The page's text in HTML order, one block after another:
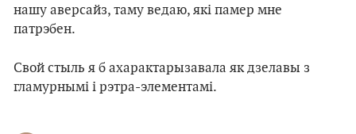
нашу аверсайз, таму ведаю, які памер мне
патрэбен.
Свой стыль я б ахарактарызавала як дзелавы з
гламурнымі і рэтра-элементамі.